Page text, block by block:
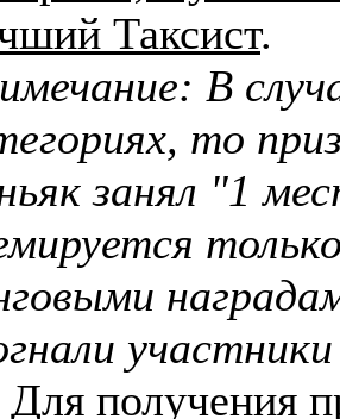
Таксист.
В
то
занял "1
Для получения